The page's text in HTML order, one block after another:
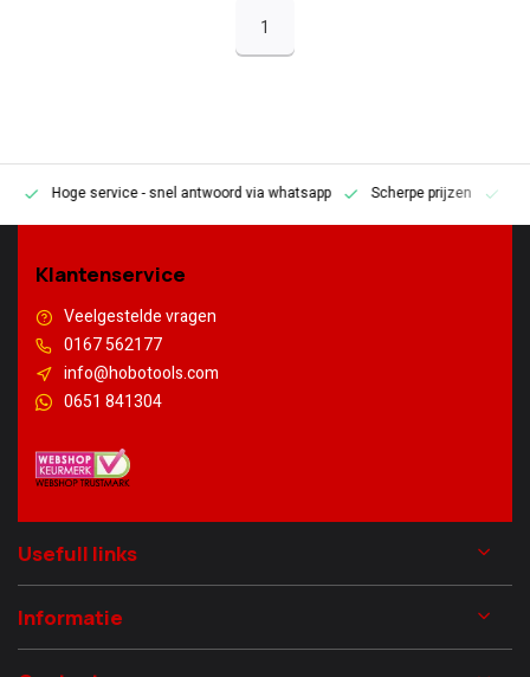
1
Hoge service- snel antwoord via whatsapp Scherpe prijzen
Klantenservice
Veelgestelde vragen
0167 562177
info@hobotools.com
0651 841304
Usefull links
Informatie